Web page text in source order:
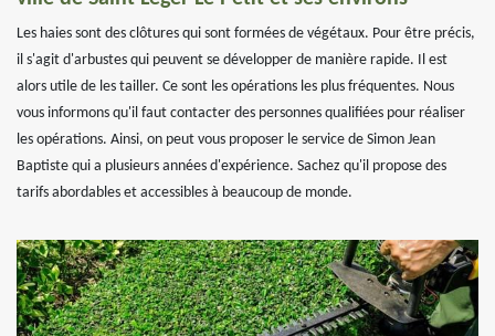
Les haies sont des clôtures qui sont formées de végétaux. Pour être précis,
il s'agit d'arbustes qui peuvent se développer de manière rapide. Il est
alors utile de les tailler. Ce sont les opérations les plus fréquentes. Nous
vous informons qu'il faut contacter des personnes qualifiées pour réaliser
les opérations. Ainsi, on peut vous proposer le service de Simon Jean
Baptiste qui a plusieurs années d'expérience. Sachez qu'il propose des
tarifs abordables et accessibles à beaucoup de monde.